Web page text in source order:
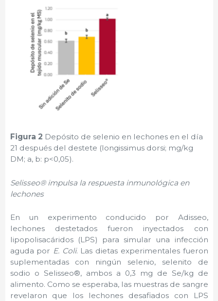
Figura 2 Depósito de selenio en lechones en el día
21 después del destete (longissimus dorsi; mg/kg
DM; a, b: p<0,05).
Selisseo® impulsa la respuesta inmunológica en
lechones
En un experimento conducido por Adisseo,
lechones destetados fueron inyectados con
lipopolisacáridos (LPS) para simular una infección
aguda por E. Coli. Las dietas experimentales fueron
suplementadas con ningún selenio, selenito de
sodio o Selisseo®, ambos a 0,3 mg de Se/kg de
alimento. Como se esperaba, las muestras de sangre
revelaron que los lechones desafiados con LPS